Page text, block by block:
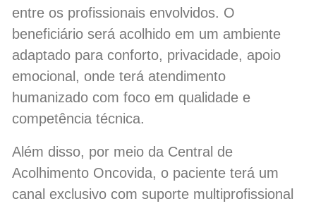
entre os profissionais envolvidos. O
beneficiário será acolhido em um ambiente
adaptado para conforto, privacidade, apoio
emocional, onde terá atendimento
humanizado com foco em qualidade e
competência técnica.
Além disso, por meio da Central de
Acolhimento Oncovida, o paciente terá um
canal exclusivo com suporte multiprofissional